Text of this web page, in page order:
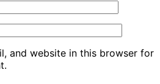
and website in this browser for